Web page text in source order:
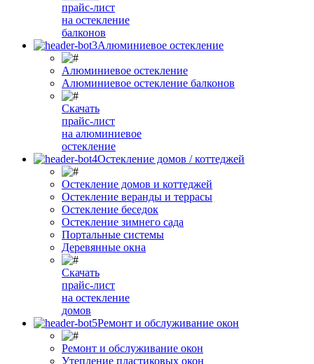
прайс-лист
на остекление
балконов
Алюминиевое остекление
Алюминиевое остекление
Алюминиевое остекление балконов
Скачать
прайс-лист
на алюминиевое
остекление
Остекление домов / коттеджей
Остекление домов и коттеджей
Остекление веранды и террасы
Остекление беседок
Остекление зимнего сада
Портальные системы
Деревянные окна
Скачать
прайс-лист
на остекление
домов
Ремонт и обслуживание окон
Ремонт и обслуживание окон
Утепление пластиковых окон